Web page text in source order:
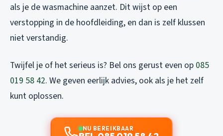
als je de wasmachine aanzet. Dit wijst op een
verstopping in de hoofdleiding, en dan is zelf klussen
niet verstandig.
Twijfel je of het serieus is? Bel ons gerust even op 085
019 58 42. We geven eerlijk advies, ook als je het zelf
kunt oplossen.
NU BEREIKBAAR